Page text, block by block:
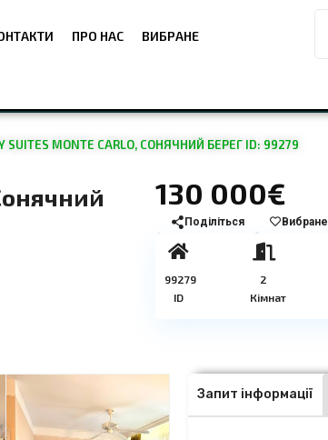
ПРО НАС ВИБРАНЕ
SUITES MONTE CARLO, СОНЯЧНИЙ БЕРЕГ ID: 99279
130 000€
Поділіться Вибране
99279
ID
2
Кімнат
Запит інформації